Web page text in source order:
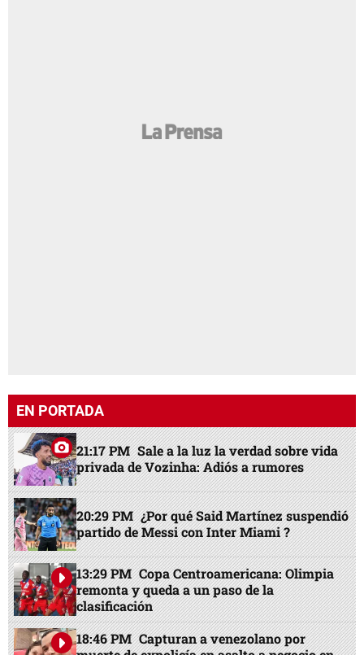
EN PORTADA
21:17 PM Sale a la luz la verdad sobre vida
privada de Vozinha: Adiós a rumores
20:29 PM ¿Por qué Said Martínez suspendió
partido de Messi con Inter Miami ?
13:29 PM Copa Centroamericana: Olimpia
remonta y queda a un paso de la
clasificación
18:46 PM Capturan a venezolano por